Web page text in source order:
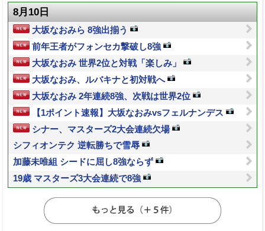
8月10日
大坂なおみら 8強出揃う
前年王者がフォンセカ撃破し8強
大坂なおみ 世界2位と対戦「楽しみ」
大坂なおみ、ルバキナと初対戦へ
大坂なおみ 2年連続8強、次戦は世界2位
【1ポイント速報】大坂なおみvsフェルナンデス
シナー、マスターズ2大会連続欠場
シフィオンテク 逆転勝ちで雪辱
加藤未唯組 シードに屈し8強ならず
19歳 マスターズ3大会連続で8強